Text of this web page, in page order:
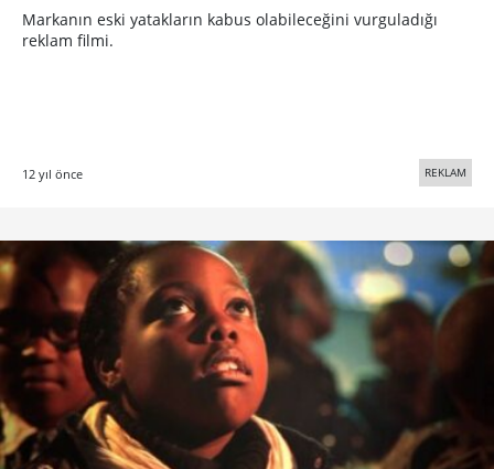
Markanın eski yatakların kabus olabileceğini vurguladığı
reklam filmi.
12 yıl önce REKLAM